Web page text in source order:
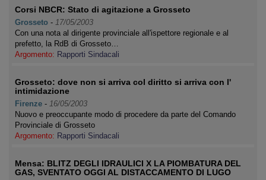
Corsi NBCR: Stato di agitazione a Grosseto
Grosseto - 17/05/2003
Con una nota al dirigente provinciale all'ispettore regionale e al
prefetto, la RdB di Grosseto…
Argomento: Rapporti Sindacali
Grosseto: dove non si arriva col diritto si arriva con l'
intimidazione
Firenze - 16/05/2003
Nuovo e preoccupante modo di procedere da parte del Comando
Provinciale di Grosseto
Argomento: Rapporti Sindacali
Mensa: BLITZ DEGLI IDRAULICI X LA PIOMBATURA DEL
GAS, SVENTATO OGGI AL DISTACCAMENTO DI LUGO